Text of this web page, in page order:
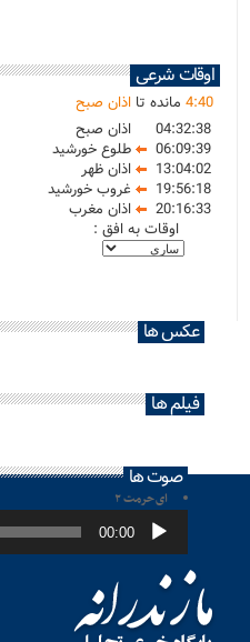
اوقات شرعی
4:40 مانده تا اذان صبح
04:32:38
اذان صبح
06:09:39
طلوع خورشید
13:04:02
اذان ظهر
19:56:18
غروب خورشید
20:16:33
اذان مغرب
اوقات به افق :
عکس ها
فیلم ها
صوت ها
ای حرمت ۲
پخش‌کننده
صوت 00:00